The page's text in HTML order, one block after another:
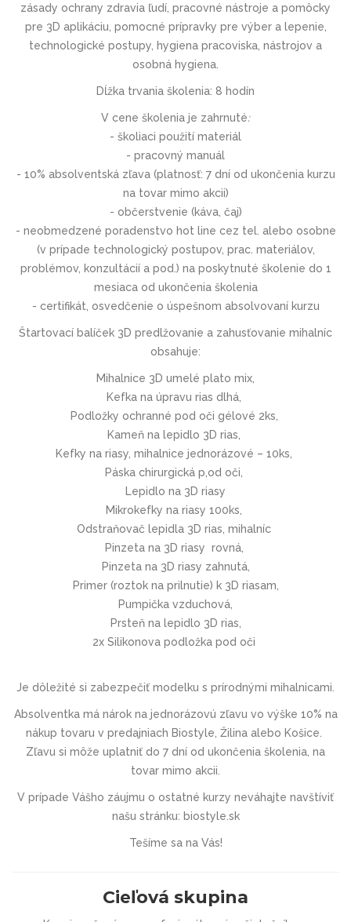
zásady ochrany zdravia ľudí, pracovné nástroje a pomôcky
pre 3D aplikáciu, pomocné prípravky pre výber a lepenie,
technologické postupy, hygiena pracoviska, nástrojov a
osobná hygiena.
Dĺžka trvania školenia: 8 hodín
V cene školenia je zahrnuté:
- školiaci použití materiál
- pracovný manuál
- 10% absolventská zľava (platnosť: 7 dní od ukončenia kurzu
na tovar mimo akcii)
- občerstvenie (káva, čaj)
- neobmedzené poradenstvo hot line cez tel. alebo osobne
(v prípade technologický postupov, prac. materiálov,
problémov, konzultácií a pod.) na poskytnuté školenie do 1
mesiaca od ukončenia školenia
- certifikát, osvedčenie o úspešnom absolvovaní kurzu
Štartovací balíček 3D predlžovanie a zahusťovanie mihalníc
obsahuje:
Mihalnice 3D umelé plato mix,
Kefka na úpravu rias dlhá,
Podložky ochranné pod oči gélové 2ks,
Kameň na lepidlo 3D rias,
Kefky na riasy, mihalnice jednorázové – 10ks,
Páska chirurgická p,od oči,
Lepidlo na 3D riasy
Mikrokefky na riasy 100ks,
Odstraňovač lepidla 3D rias, mihalníc
Pinzeta na 3D riasy rovná,
Pinzeta na 3D riasy zahnutá,
Primer (roztok na prilnutie) k 3D riasam,
Pumpička vzduchová,
Prsteň na lepidlo 3D rias,
2x Silikonova podložka pod oči
Je dôležité si zabezpečiť modelku s prírodnými mihalnicami.
Absolventka má nárok na jednorázovú zľavu vo výške 10% na
nákup tovaru v predajniach Biostyle, Žilina alebo Košice.
Zľavu si môže uplatniť do 7 dní od ukončenia školenia, na
tovar mimo akcii.
V prípade Vášho záujmu o ostatné kurzy neváhajte navštíviť
našu stránku: biostyle.sk
Tešíme sa na Vás!
Cieľová skupina